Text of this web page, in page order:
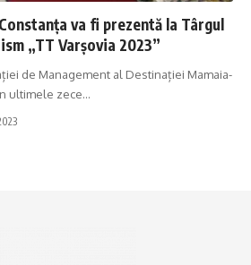
va fi prezentă la Târgul
„TT Varșovia 2023”
de Management al Destinației Mamaia-
ultimele zece…